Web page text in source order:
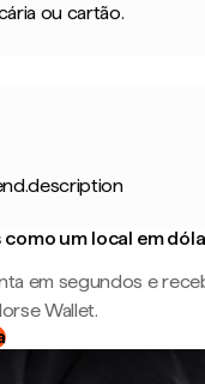
ou cartão.
um local em
em segundos e
Wallet.